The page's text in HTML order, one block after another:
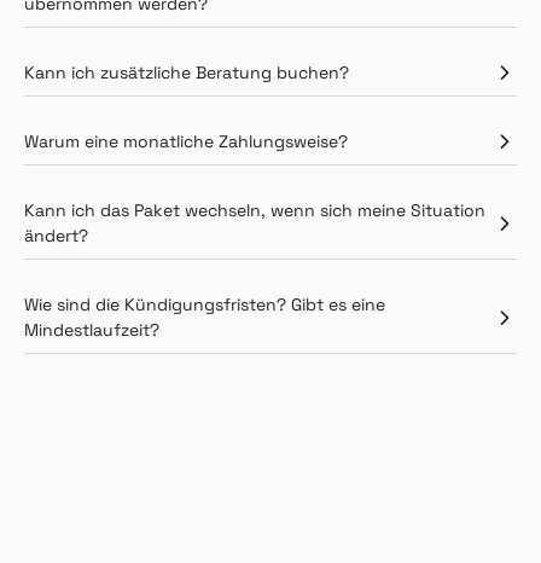
Kann ich zusätzliche Beratung buchen?
Warum eine monatliche Zahlungsweise?
Kann ich das Paket wechseln, wenn sich meine Situation
ändert?
Wie sind die Kündigungsfristen? Gibt es eine
Mindestlaufzeit?